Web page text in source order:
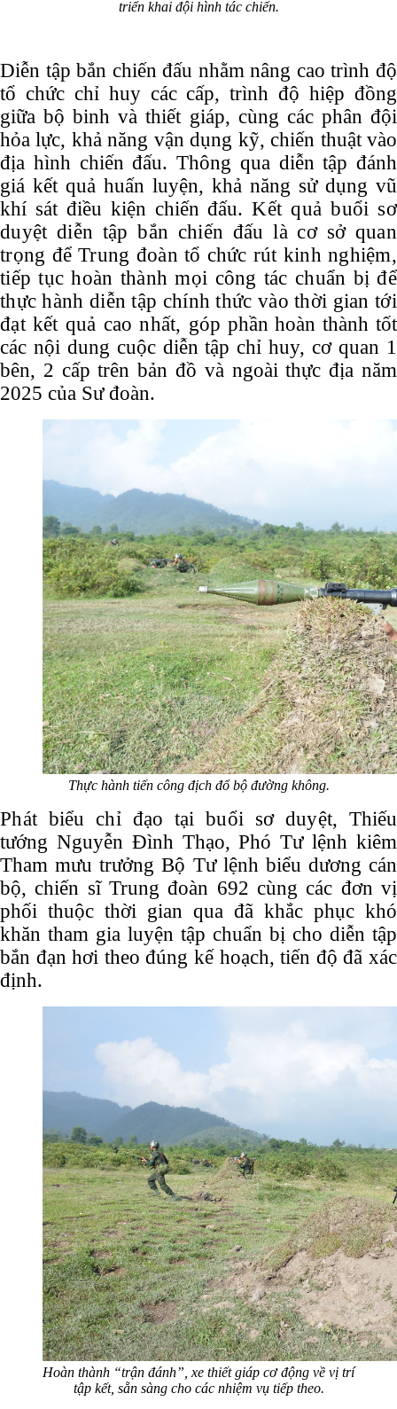
triển khai đội hình tác chiến.
Diễn tập bắn chiến đấu nhằm nâng cao trình độ
tổ chức chỉ huy các cấp, trình độ hiệp đồng
giữa bộ binh và thiết giáp, cùng các phân đội
hỏa lực, khả năng vận dụng kỹ, chiến thuật vào
địa hình chiến đấu. Thông qua diễn tập đánh
giá kết quả huấn luyện, khả năng sử dụng vũ
khí sát điều kiện chiến đấu.Kết quả buổi sơ
duyệt diễn tập bắn chiến đấu là cơ sở quan
trọng để Trung đoàn tổ chức rút kinh nghiệm,
tiếp tục hoàn thành mọi công tác chuẩn bị để
thực hành diễn tập chính thức vào thời gian tới
đạt kết quả cao nhất, góp phần hoàn thành tốt
các nội dung cuộc diễn tậpchỉ huy, cơ quan 1
bên, 2 cấp trên bản đồ và ngoài thực địa năm
2025 của Sư đoàn.
Thực hành tiến công địch đổ bộ đường không.
Phát biểu chỉ đạo tại buổi sơ duyệt, Thiếu
tướng Nguyễn Đình Thạo, Phó Tư lệnh kiêm
Tham mưu trưởng Bộ Tư lệnh biểu dương cán
bộ, chiến sĩ Trung đoàn 692 cùng các đơn vị
phối thuộc thời gian qua đã khắc phục khó
khăn tham gia luyện tập chuẩn bị cho diễn tập
bắn đạn hơi theo đúng kế hoạch, tiến độ đã xác
định.
Hoàn thành “trận đánh” , xe thiết giáp cơ động về vị trí
tập kết, sẵn sàng cho các nhiệm vụ tiếp theo.